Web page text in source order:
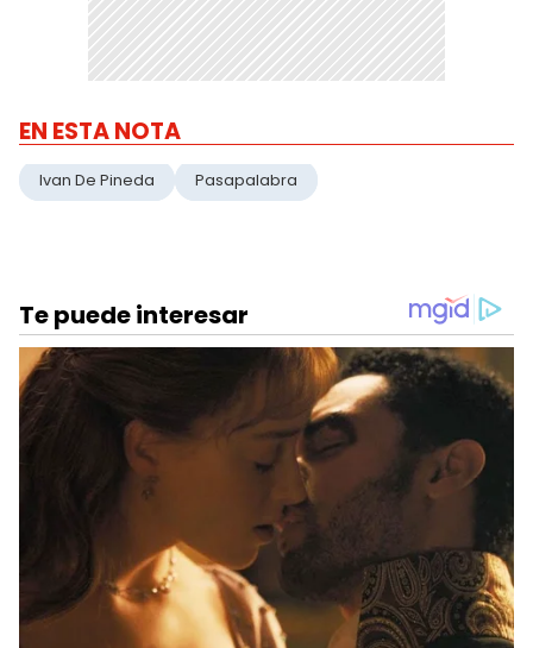
EN ESTA NOTA
Ivan De Pineda Pasapalabra